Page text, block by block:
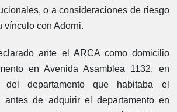
o a consideraciones de riesgo
vínculo con Adorni.
ante el ARCA como domicilio
en Avenida Asamblea 1132, en
departamento que habitaba el
antes de adquirir el departamento en